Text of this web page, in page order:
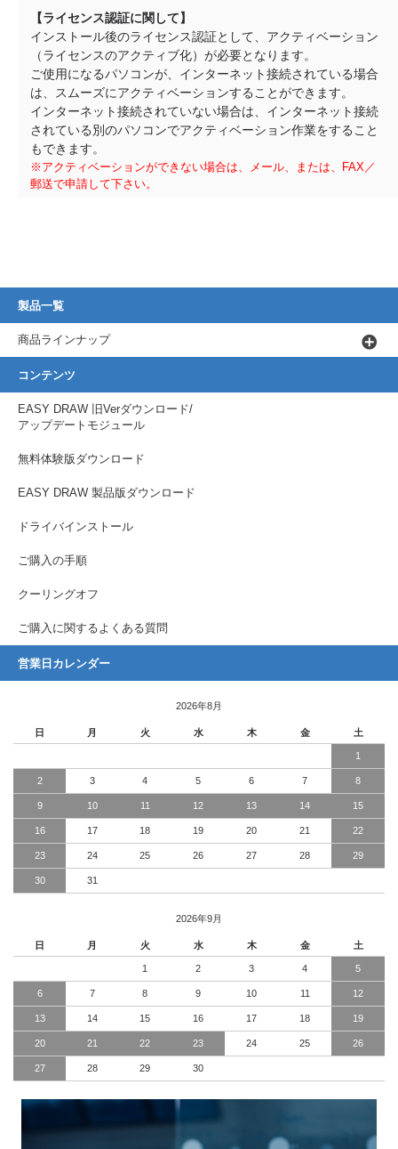
【ライセンス認証に関して】
インストール後のライセンス認証として、アクティベーション
（ライセンスのアクティブ化）が必要となります。
ご使用になるパソコンが、インターネット接続されている場合
は、スムーズにアクティベーションすることができます。
インターネット接続されていない場合は、インターネット接続
されている別のパソコンでアクティベーション作業をすること
もできます。
※アクティベーションができない場合は、メール、または、FAX／
郵送で申請して下さい。
製品一覧
商品ラインナップ
コンテンツ
EASY DRAW 旧Verダウンロード/
アップデートモジュール
無料体験版ダウンロード
EASY DRAW 製品版ダウンロード
ドライバインストール
ご購入の手順
クーリングオフ
ご購入に関するよくある質問
営業日カレンダー
2026年8月
日 月 火 水 木 金 土
1
2 3 4 5 6 7 8
9 10 11 12 13 14 15
16 17 18 19 20 21 22
23 24 25 26 27 28 29
30 31
2026年9月
日 月 火 水 木 金 土
1 2 3 4 5
6 7 8 9 10 11 12
13 14 15 16 17 18 19
20 21 22 23 24 25 26
27 28 29 30